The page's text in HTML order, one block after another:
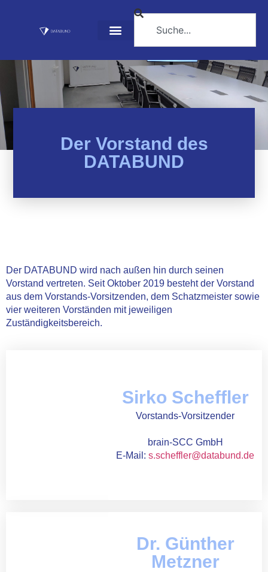
Der Vorstand des
DATABUND
Der DATABUND wird nach außen hin durch seinen
Vorstand vertreten. Seit Oktober 2019 besteht der Vorstand
aus dem Vorstands-Vorsitzenden, dem Schatzmeister sowie
vier weiteren Vorständen mit jeweiligen
Zuständigkeitsbereich.
Sirko Scheffler
Vorstands-Vorsitzender
brain-SCC GmbH
E-Mail:s.scheffler@databund.de
Dr. Günther
Metzner